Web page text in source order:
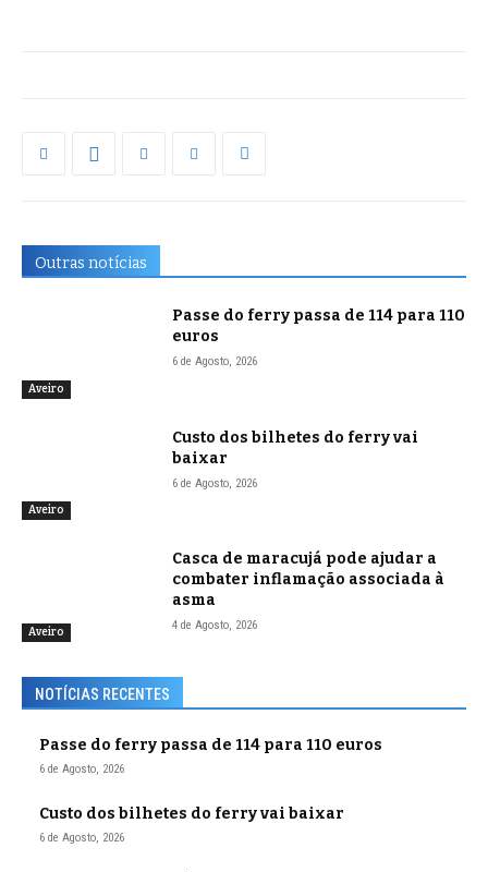
Outras notícias
Aveiro
Passe do ferry passa de 114 para 110
euros
6 de Agosto, 2026
Aveiro
Custo dos bilhetes do ferry vai
baixar
6 de Agosto, 2026
Aveiro
Casca de maracujá pode ajudar a
combater inflamação associada à
asma
4 de Agosto, 2026
NOTÍCIAS RECENTES
Passe do ferry passa de 114 para 110 euros
6 de Agosto, 2026
Custo dos bilhetes do ferry vai baixar
6 de Agosto, 2026